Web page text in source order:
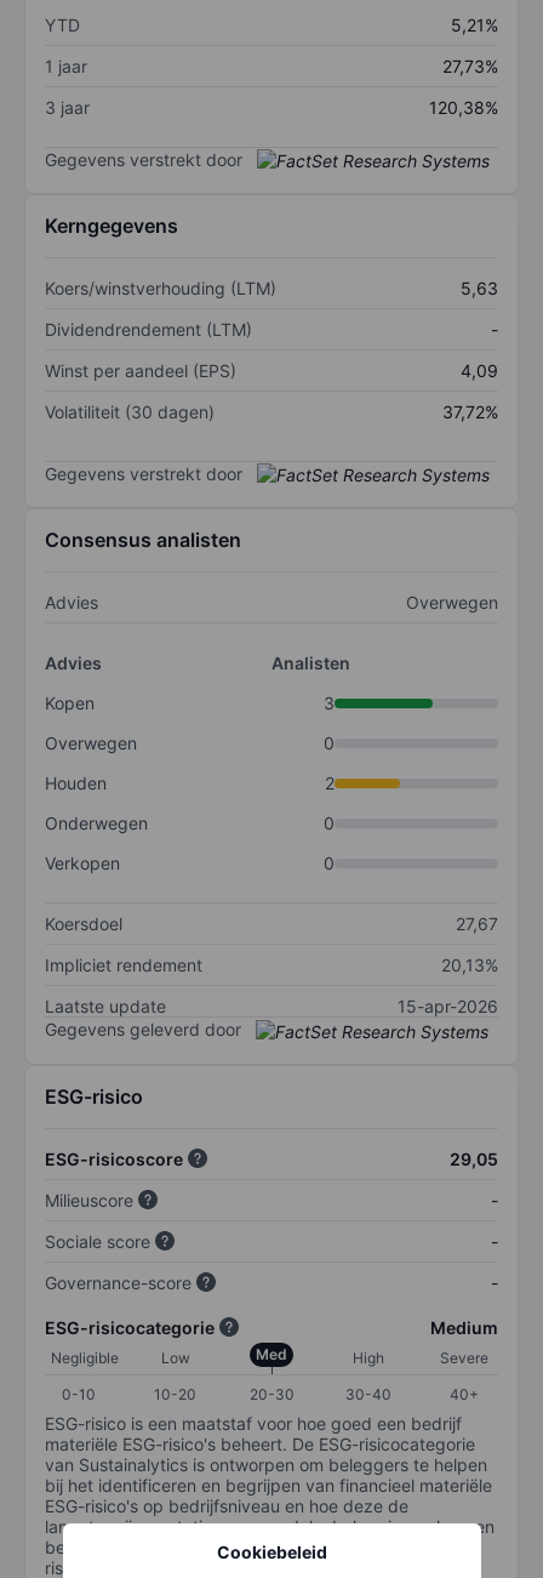
Cookiebeleid
YTD
5,21%
1 jaar
27,73%
3 jaar
120,38%
Gegevens verstrekt door
Kerngegevens
Koers/winstverhouding (LTM)
5,63
Dividendrendement (LTM)
-
Winst per aandeel (EPS)
4,09
Volatiliteit (30 dagen)
37,72%
Gegevens verstrekt door
Consensus analisten
Advies Overwegen
Advies
Analisten
Kopen
3
Overwegen
0
Houden
2
Onderwegen
0
Verkopen
0
Koersdoel
27,67
Impliciet rendement
20,13%
Laatste update
15-apr-2026
Gegevens geleverd door
ESG-risico
ESG-risicoscore
29,05
Milieuscore
-
Sociale score
-
Governance-score
-
ESG-risicocategorie Medium
Negligible Low Med High
Severe
0-10
10-20 20-30 30-40 40+
ESG-risico is een maatstaf voor hoe goed een bedrijf
materiële ESG-risico's beheert. De ESG-risicocategorie
van Sustainalytics is ontworpen om beleggers te helpen
bij het identificeren en begrijpen van financieel materiële
ESG-risico's op bedrijfsniveau en hoe deze de
langetermijnprestaties van aandelenbeleggingen kunnen
beïnvloeden. De schaal loopt van 0-100. Hoe lager het
risico, hoe beter (0 staat voor geen risico en 100 voor